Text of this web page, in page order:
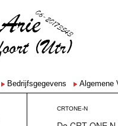
Bedrijfsgegevens Algemene
CRTONE-N